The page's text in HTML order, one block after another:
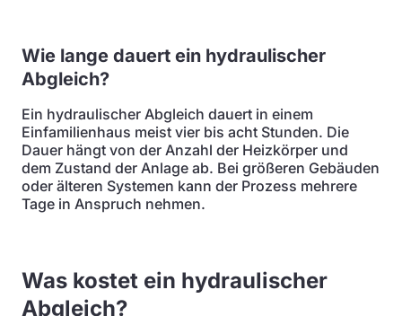
Wie lange dauert ein hydraulischer
Abgleich?
Ein hydraulischer Abgleich dauert in einem
Einfamilienhaus meist vier bis acht Stunden. Die
Dauer hängt von der Anzahl der Heizkörper und
dem Zustand der Anlage ab. Bei größeren Gebäuden
oder älteren Systemen kann der Prozess mehrere
Tage in Anspruch nehmen.
Was kostet ein hydraulischer
Abgleich?